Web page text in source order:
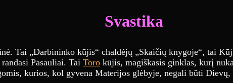
Svastika
Tai „Darbininko kūjis“ chaldėjų „Skaičių knygoje“, tai
Pasauliai. Tai Toro kūjis, magiškasis ginklas, kurį
kurios, kol gyvena Materijos glėbyje, negali būti